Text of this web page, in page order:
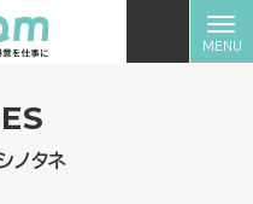
ノタネ